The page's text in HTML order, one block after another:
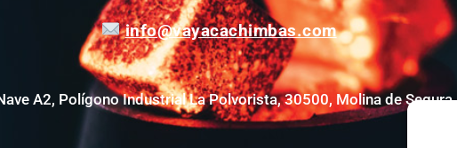
info@vayacachimbas.com
A2, Polígono Industrial La Polvorista, 30500, Molina de